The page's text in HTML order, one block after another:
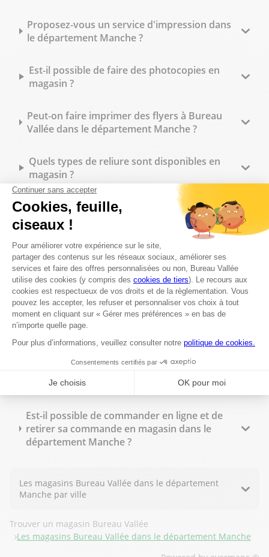
Proposez-vous un service d'impression dans
le département Manche ?
Est-il possible de faire des photocopies en
magasin ?
Peut-on faire imprimer des flyers à Bureau
Vallée dans le département Manche ?
Quels types de reliure sont disponibles en
magasin ?
Peut-on commander des tampons
personnalisés sur place ?
Quelles fournitures de bureau trouve-t-on en
magasin ?
Bureau Vallée dans le département Manche
propose-t-il des tarifs spécifiques pour les
professionnels ?
Quels sont les horaires d'ouverture du
magasin Bureau Vallée dans le département
Manche ?
Est-il possible de commander en ligne et de
retirer sa commande en magasin dans le
département Manche ?
Les magasins Bureau Vallée dans le département
Manche par ville
Trouver un magasin Bureau Vallée
Les magasins Bureau Vallée dans le département Manche